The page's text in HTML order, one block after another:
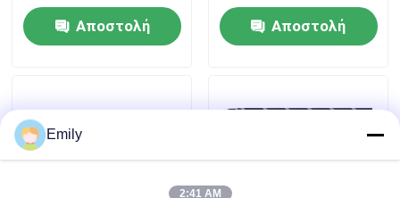
Ειδήσεις
Επεκταθε'ν πλέγμα καλωδίων μετάλλων
Διατρυπημένο πλέγμα καλωδίων μετάλλων
Αποστολή
Αποστολή
Emily
2:41 AM